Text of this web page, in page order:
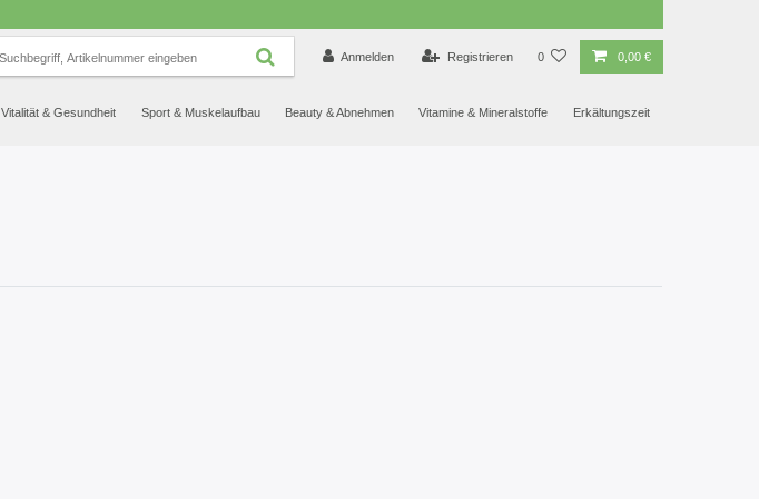
Anmelden Registrieren 0 0,00 €
Vitalität & Gesundheit Sport & Muskelaufbau Beauty & Abnehmen Vitamine & Mineralstoffe Erkältungszeit